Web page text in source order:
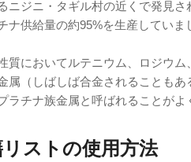
ニジニ・タギル村の近くで発見
ナ供給量の約95%を生産していま
質においてルテニウム、ロジウ
属（しばしば合金されることも
ラチナ族金属と呼ばれることがよ
ストの使用方法